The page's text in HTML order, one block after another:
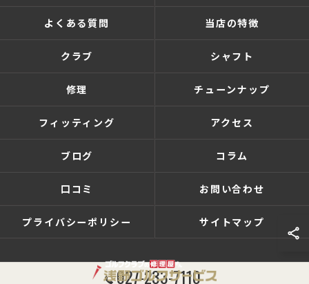
027-233-7110
よくある質問 当店の特徴
クラブ シャフト
修理 チューンナップ
フィッティング アクセス
ブログ コラム
口コミ お問い合わせ
プライバシーポリシー サイトマップ